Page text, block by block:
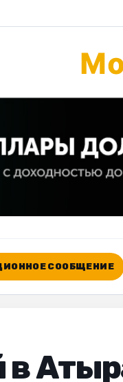
СООБЩЕНИЕ
в